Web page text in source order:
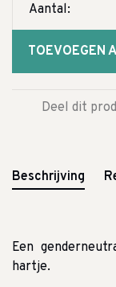
Aantal:
TOEVOEGEN
Deel dit
Beschrijving
Een
hartje.